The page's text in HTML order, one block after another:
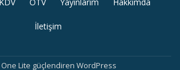
İletişim
Lite güçlendiren WordPress